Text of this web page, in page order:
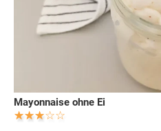
Mayonnaise ohne Ei